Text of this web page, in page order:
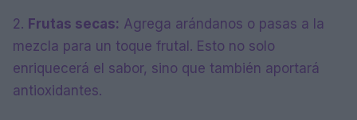
2. Frutas secas: Agrega arándanos o pasas a la
mezcla para un toque frutal. Esto no solo
enriquecerá el sabor, sino que también aportará
antioxidantes.